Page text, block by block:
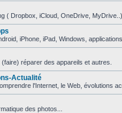
( Dropbox, iCloud, OneDrive, MyDrive..)
iPhone, iPad, Windows,
réparer des appareils et autres.
Actualité
l'Internet, le Web, évolutions
des photos...